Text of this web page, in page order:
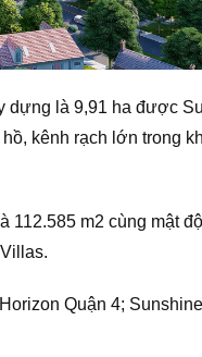
là 9,91 ha được
kênh rạch lớn trong
m2 cùng mật
Quận 4;